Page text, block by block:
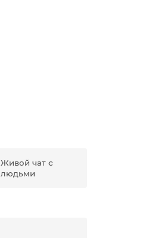
Живой чат с
людьми